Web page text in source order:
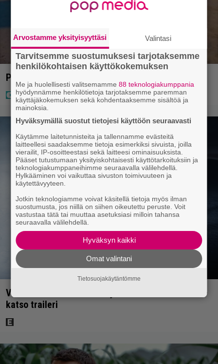
Poliisi teki surullisen löydön Lohjalla
Vanhasta X-Files-leffasta julkaistaan K18-versio –
katso traileri
Arvostamme yksityisyyttäsi Valintasi
Tarvitsemme suostumuksesi tarjotaksemme
henkilökohtaisen käyttökokemuksen
Me ja huolellisesti valitsemamme88 teknologiakumppania
hyödynnämme henkilötietoja tarjotaksemme paremman
käyttäjäkokemuksen sekä kohdentaaksemme sisältöä ja
mainoksia.
Hyväksymällä suostut tietojesi käyttöön seuraavasti
Käytämme laitetunnisteita ja tallennamme evästeitä
laitteellesi saadaksemme tietoja esimerkiksi sivuista, joilla
vierailit, IP-osoitteestasi sekä laitteesi ominaisuuksista.
Pääset tutustumaan yksityiskohtaisesti käyttötarkoituksiin ja
teknologiakumppaneihimme seuraavalla välilehdellä.
Hylkääminen voi vaikuttaa sivuston toimivuuteen ja
käytettävyyteen.
Jotkin teknologiamme voivat käsitellä tietoja myös ilman
suostumusta, jos niillä on siihen oikeutettu peruste. Voit
vastustaa tätä tai muuttaa asetuksiasi milloin tahansa
seuraavalla välilehdellä.
Hyväksyn kaikki
Omat valintani
Tietosuojakäytäntömme